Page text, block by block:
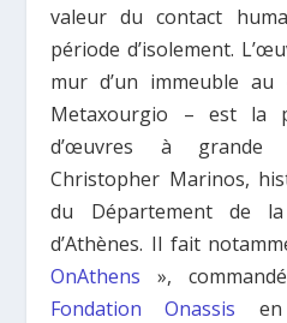
valeur du contact
période d’isolement.
mur d’un immeuble
Metaxourgio – est la
d’œuvres à grande
Christopher Marinos,
du Département de
d’Athènes. Il fait
OnAthens »,
Fondation Onassis en